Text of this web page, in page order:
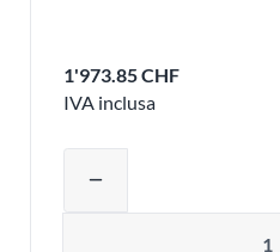
1'973.85 CHF
IVA inclusa
remove